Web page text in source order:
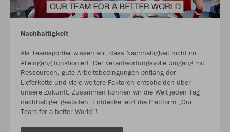
Nachhaltigkeit
Als Teamsportler wissen wir, dass Nachhaltigkeit nicht im
Alleingang funktioniert. Der verantwortungsvolle Umgang mit
Ressourcen, gute Arbeitsbedingungen entlang der
Lieferkette und viele weitere Faktoren entscheiden über
unsere Zukunft. Zusammen können wir die Welt jeden Tag
nachhaltiger gestalten. Entdecke jetzt die Plattform „Our
Team for a better World“!